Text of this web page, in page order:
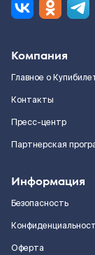
Компания
Главное о
Контакты
Пресс-центр
Партнерская
Информация
Безопасность
Оферта